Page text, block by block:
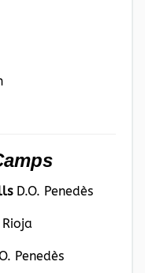
D.O. Penedès
Rioja
Penedès